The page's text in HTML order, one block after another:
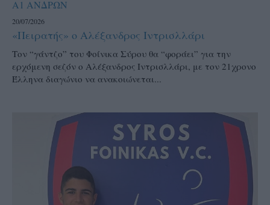
Α1 ΑΝΔΡΩΝ
20/07/2026
«Πειρατής» ο Αλέξανδρος Ιντρισλλάρι
Τον “γάντζο” του Φοίνικα Σύρου θα “φοράει” για την
ερχόμενη σεζόν ο Αλέξανδρος Ιντρισλλάρι, με τον 21χρονο
Έλληνα διαγώνιο να ανακοιώνεται...